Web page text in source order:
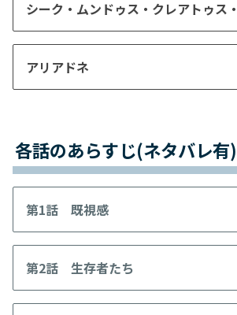
シーク・ムンドゥス・クレアトゥス
アリアドネ
各話のあらすじ(ネタバレ有)
第1話 既視感
第2話 生存者たち